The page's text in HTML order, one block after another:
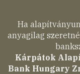
Ha
anyagilag
Kárpátok
Bank Hungary